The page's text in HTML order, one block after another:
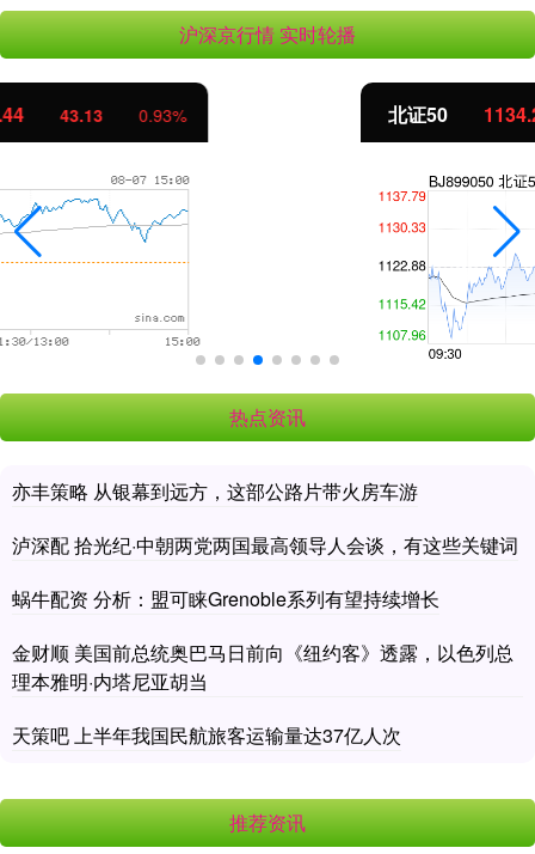
沪深京行情 实时轮播
北证50 1.01%
热点资讯
亦丰策略 从银幕到远方，这部公路片带火房车游
泸深配 拾光纪·中朝两党两国最高领导人会谈，有这些关键词
蜗牛配资 分析：盟可睐Grenoble系列有望持续增长
金财顺 美国前总统奥巴马日前向《纽约客》透露，以色列总
理本雅明·内塔尼亚胡当
天策吧 上半年我国民航旅客运输量达37亿人次
推荐资讯